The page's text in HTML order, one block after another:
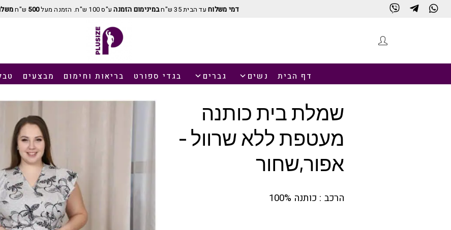
דמי משלוחעד הבית 35 ש"ח במינימום הזמנהע"ס 100 ש"ח. הזמנה מעל 500 ש"ח
דף הבית נשים גברים בגדי ספורט בריאות וחימום מבצעים
חנות
שמלת בית כותנה
מעטפת ללא שרוול –
אפור,שחור
הרכב : כותנה 100%